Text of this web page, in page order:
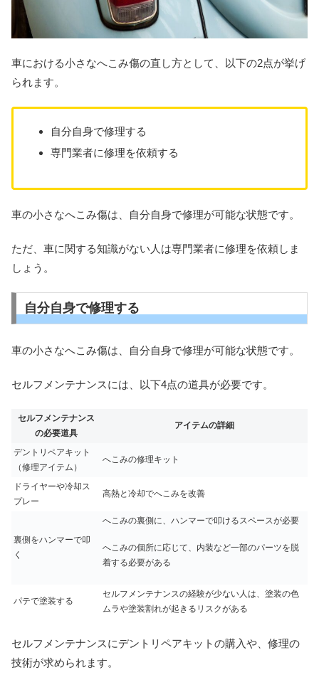
車における小さなへこみ傷の直し方として、以下の2点が挙げ
られます。
自分自身で修理する
専門業者に修理を依頼する
車の小さなへこみ傷は、自分自身で修理が可能な状態です。
ただ、車に関する知識がない人は専門業者に修理を依頼しま
しょう。
自分自身で修理する
車の小さなへこみ傷は、自分自身で修理が可能な状態です。
セルフメンテナンスには、以下4点の道具が必要です。
セルフメンテナンス
の必要道具
アイテムの詳細
デントリペアキット
（修理アイテム）
へこみの修理キット
ドライヤーや冷却ス
プレー
高熱と冷却でへこみを改善
裏側をハンマーで叩
く
へこみの裏側に、ハンマーで叩けるスペースが必要
へこみの個所に応じて、内装など一部のパーツを脱
着する必要がある
パテで塗装する
セルフメンテナンスの経験が少ない人は、塗装の色
ムラや塗装割れが起きるリスクがある
セルフメンテナンスにデントリペアキットの購入や、修理の
技術が求められます。